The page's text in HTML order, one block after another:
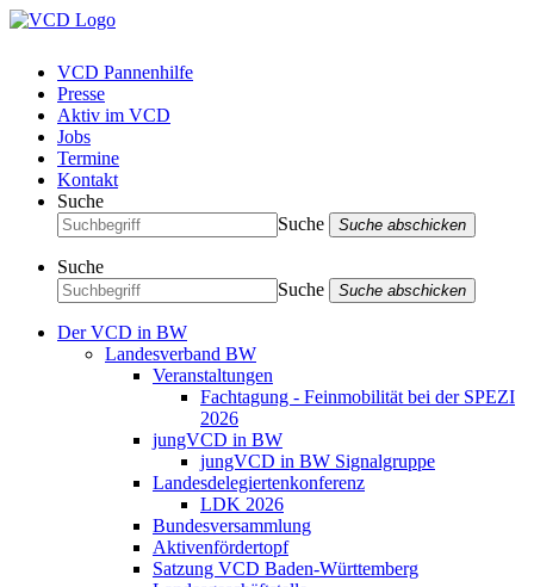
VCD Pannenhilfe
Presse
Aktiv im VCD
Jobs
Termine
Kontakt
Suche
Suche
Suche abschicken
Suche
Suche
Suche abschicken
Der VCD in BW
Landesverband BW
Veranstaltungen
Fachtagung - Feinmobilität bei der SPEZI
2026
jungVCD in BW
jungVCD in BW Signalgruppe
Landesdelegiertenkonferenz
LDK 2026
Bundesversammlung
Aktivenfördertopf
Satzung VCD Baden-Württemberg